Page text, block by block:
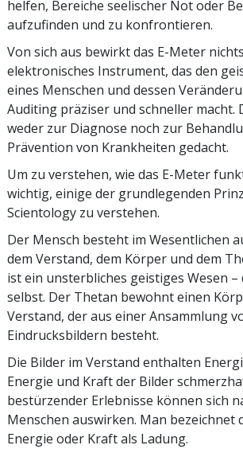
helfen, Bereiche seelischer Not oder
aufzufinden und zu konfrontieren.
Von sich aus bewirkt das E-Meter
elektronisches Instrument, das den
eines Menschen und dessen
Auditing präziser und schneller macht.
weder zur Diagnose noch zur
Prävention von Krankheiten gedacht.
Um zu verstehen, wie das E-Meter
wichtig, einige der grundlegenden
Scientology zu verstehen.
Der Mensch besteht im Wesentlichen
dem Verstand, dem Körper und dem
ist ein unsterbliches geistiges Wesen –
selbst. Der Thetan bewohnt einen
Verstand, der aus einer Ansammlung
Eindrucksbildern besteht.
Die Bilder im Verstand enthalten
Energie und Kraft der Bilder
bestürzender Erlebnisse können sich
Menschen auswirken. Man bezeichnet
Energie oder Kraft als Ladung.